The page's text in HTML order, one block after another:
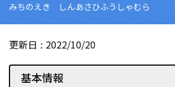
みちのえき しんあさひふうしゃむら
更新日 2022/10/20
基本情報